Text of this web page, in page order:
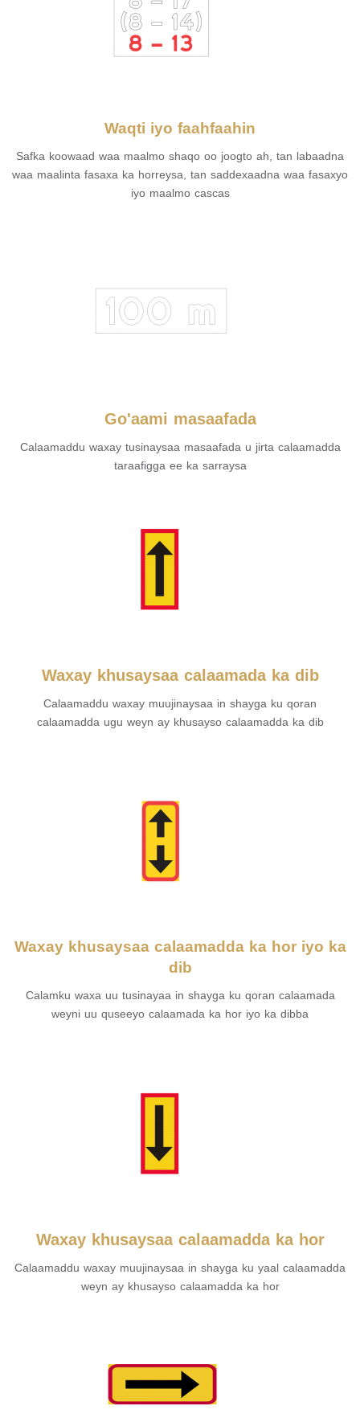
Waqti iyo faahfaahin
Safka koowaad waa maalmo shaqo oo joogto ah, tan labaadna
waa maalinta fasaxa ka horreysa, tan saddexaadna waa fasaxyo
iyo maalmo cascas
Go'aami masaafada
Calaamaddu waxay tusinaysaa masaafada u jirta calaamadda
taraafigga ee ka sarraysa
Waxay khusaysaa calaamada ka dib
Calaamaddu waxay muujinaysaa in shayga ku qoran
calaamadda ugu weyn ay khusayso calaamadda ka dib
Waxay khusaysaa calaamadda ka hor iyo ka
dib
Calamku waxa uu tusinayaa in shayga ku qoran calaamada
weyni uu quseeyo calaamada ka hor iyo ka dibba
Waxay khusaysaa calaamadda ka hor
Calaamaddu waxay muujinaysaa in shayga ku yaal calaamadda
weyn ay khusayso calaamadda ka hor